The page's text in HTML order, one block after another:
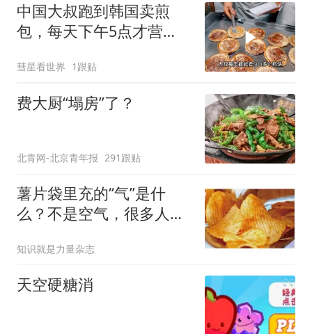
中国大叔跑到韩国卖煎
包，每天下午5点才营
彗星看世界 1跟贴
费大厨“塌房”了？
北青网-北京青年报 291跟贴
薯片袋里充的“气”是什
么？不是空气，很多人都
知识就是力量杂志
天空硬糖消